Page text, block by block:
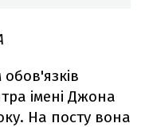
імені Джона
На посту вона